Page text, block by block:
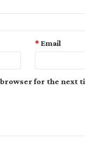
Email
*
for the next